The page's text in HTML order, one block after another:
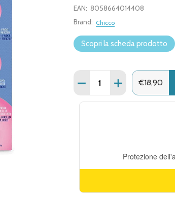
EAN: 8058664014408
Brand: Chicco
Scopri la scheda prodotto
Quantità:
DIMINUISCI QUANTITÀ DI
AUMENTA
€18,90